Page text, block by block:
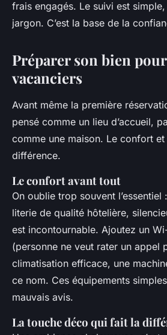
frais engagés. Le suivi est
jargon. C’est la base de la
Préparer son bien
vacanciers
Avant même la première
pensé comme un lieu d’accueil,
comme une maison. Le confort et
différence.
Le confort avant tout
On oublie trop souvent
literie de qualité hôtelière,
est incontournable. Ajoutez un
(personne ne veut rater un appel
climatisation efficace, une
ce nom. Ces équipements
mauvais avis.
La touche déco qui fait la